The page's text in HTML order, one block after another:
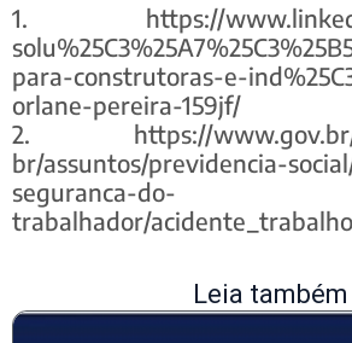
1. https://
para-construtoras-e-
orlane-pereira-159jf/
2. https://www.gov.br/
br/assuntos/previdencia-
seguranca-do-
trabalhador/
Leia também